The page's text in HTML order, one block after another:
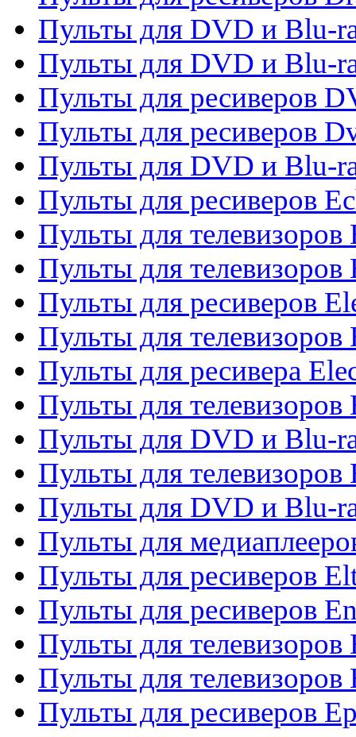
Пульты для DVD и Blu-
Пульты для DVD и Blu-
Пульты для ресиверов
Пульты для ресиверов
Пульты для DVD и Blu-
Пульты для ресиверов
Пульты для телевизоров
Пульты для телевизоров
Пульты для ресиверов
Пульты для телевизоров
Пульты для ресивера
Пульты для телевизоров
Пульты для DVD и Blu-
Пульты для телевизоров
Пульты для DVD и Blu-
Пульты для
Пульты для ресиверов
Пульты для ресиверов
Пульты для телевизоров
Пульты для телевизоров
Пульты для ресиверов